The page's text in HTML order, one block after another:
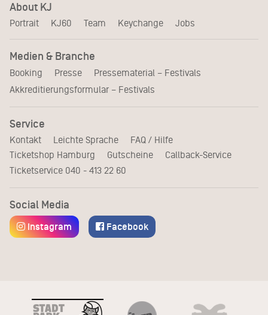
About KJ
Portrait KJ60 Team Keychange Jobs
Medien & Branche
Booking Presse
Pressematerial – Festivals
Akkreditierungsformular – Festivals
Service
Kontakt Leichte Sprache
FAQ / Hilfe
Ticketshop Hamburg
Gutscheine
Callback-Service
Ticketservice 040 - 413 22 60
Social Media
Instagram Facebook